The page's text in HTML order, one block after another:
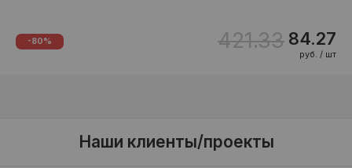
-80% 421.33 84.27
руб. / шт
Наши клиенты/проекты